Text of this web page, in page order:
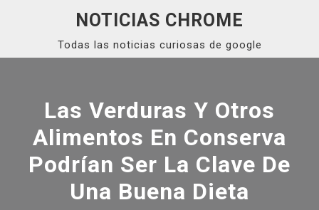
NOTICIAS CHROME
Todas las noticias curiosas de google
Las Verduras Y Otros
Alimentos En Conserva
Podrían Ser La Clave De
Una Buena Dieta